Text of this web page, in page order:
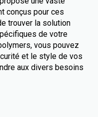
conçus pour ces
trouver la solution
de votre
vous pouvez
et le style de vos
aux divers besoins